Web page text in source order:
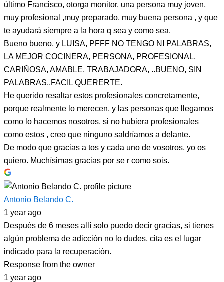
último Francisco, otorga monitor, una persona muy joven,
muy profesional ,muy preparado, muy buena persona , y que
te ayudará siempre a la hora q sea y como sea.
Bueno bueno, y LUISA, PFFF NO TENGO NI PALABRAS,
LA MEJOR COCINERA, PERSONA, PROFESIONAL,
CARIÑOSA, AMABLE, TRABAJADORA, ..BUENO, SIN
PALABRAS..FACIL QUERERTE.
He querido resaltar estos profesionales concretamente,
porque realmente lo merecen, y las personas que llegamos
como lo hacemos nosotros, si no hubiera profesionales
como estos , creo que ninguno saldríamos a delante.
De modo que gracias a tos y cada uno de vosotros, yo os
quiero. Muchísimas gracias por se r como sois.
Antonio Belando C.
1 year ago
Después de 6 meses allí solo puedo decir gracias, si tienes
algún problema de adicción no lo dudes, cita es el lugar
indicado para la recuperación.
Response from the owner
1 year ago